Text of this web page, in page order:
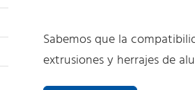
Sabemos que la
extrusiones y herrajes de